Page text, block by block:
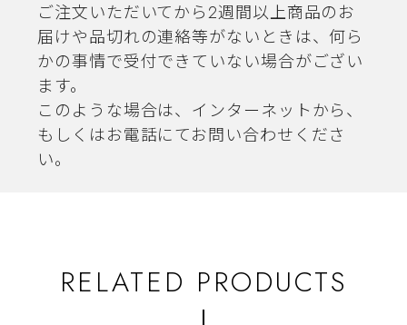
ご注文いただいてから2週間以上商品のお
届けや品切れの連絡等がないときは、何ら
かの事情で受付できていない場合がござい
ます。
このような場合は、インターネットから、
もしくはお電話にてお問い合わせくださ
い。
RELATED PRODUCTS